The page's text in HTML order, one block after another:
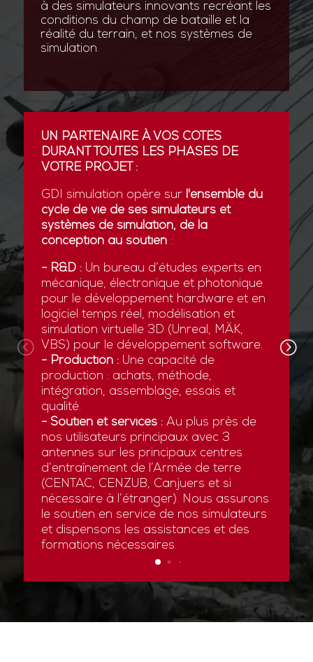
à des simulateurs innovants recréant les
conditions du champ de bataille et la
réalité du terrain, et nos systèmes de
simulation.
UN PARTENAIRE À VOS CÔTÉS
DURANT TOUTES LES PHASES DE
VOTRE PROJET :
GDI simulation opère sur l'ensemble du
cycle de vie de ses simulateurs et
systèmes de simulation, de la
conception au soutien:
- R&D :Un bureau d’études experts en
mécanique, électronique et photonique
pour le développement hardware et en
logiciel temps réel, modélisation et
simulation virtuelle 3D (Unreal, MÄK,
VBS) pour le développement software.
- Production :Une capacité de
production : achats, méthode,
intégration, assemblage, essais et
qualité.
- Soutien et services :Au plus près de
nos utilisateurs principaux avec 3
antennes sur les principaux centres
d’entraînement de l’Armée de terre
(CENTAC, CENZUB, Canjuers et si
nécessaire à l’étranger). Nous assurons
le soutien en service de nos simulateurs
et dispensons les assistances et des
formations nécessaires.